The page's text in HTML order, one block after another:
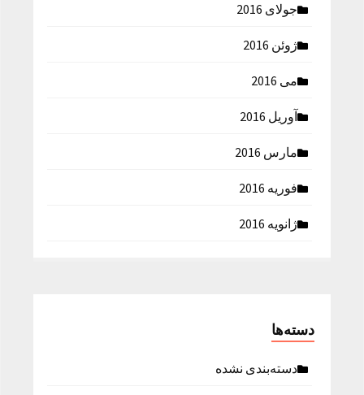
جولای 2016
ژوئن 2016
می 2016
آوریل 2016
مارس 2016
فوریه 2016
ژانویه 2016
دسته‌ها
دسته‌بندی نشده